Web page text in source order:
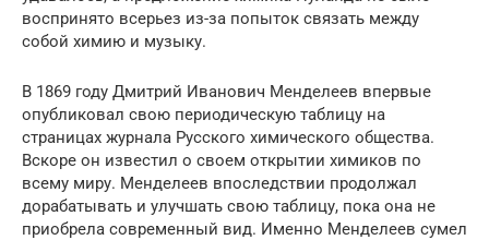
воспринято всерьез из-за попыток связать между
собой химию и музыку.
В 1869 году Дмитрий Иванович Менделеев впервые
опубликовал свою периодическую таблицу на
страницах журнала Русского химического общества.
Вскоре он известил о своем открытии химиков по
всему миру. Менделеев впоследствии продолжал
дорабатывать и улучшать свою таблицу, пока она не
приобрела современный вид. Именно Менделеев сумел